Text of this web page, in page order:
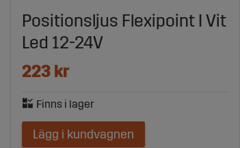
Positionsljus Flexipoint I Vit
Led 12-24V
223 kr
Lägg i kundvagnen